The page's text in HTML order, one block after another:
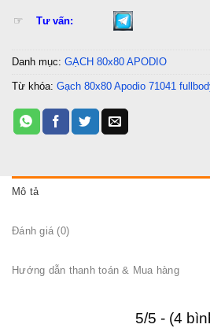
☞ Tư vấn:
Danh mục: GẠCH 80x80 APODIO
Từ khóa: Gạch 80x80 Apodio 71041
Mô tả
Đánh giá (0)
Hướng dẫn thanh toán & Mua hàng
5/5 - (4